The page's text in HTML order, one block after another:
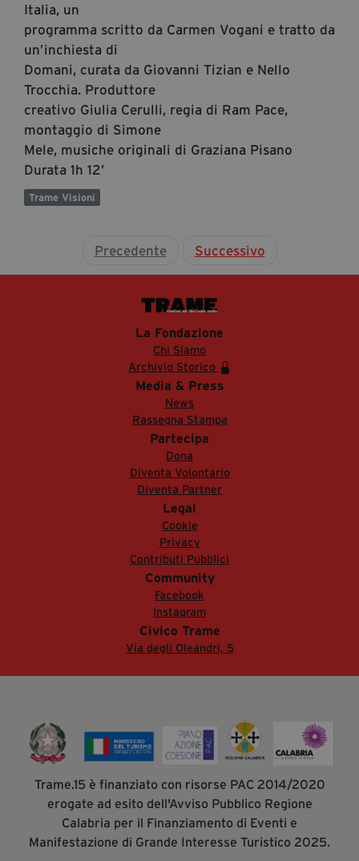
Italia, un
programma scritto da Carmen Vogani e tratto da
un’inchiesta di
Domani, curata da Giovanni Tizian e Nello
Trocchia. Produttore
creativo Giulia Cerulli, regia di Ram Pace,
montaggio di Simone
Mele, musiche originali di Graziana Pisano
Durata 1h 12’
Trame Visioni
Precedente Successivo
La Fondazione
Chi Siamo
Archivio Storico
Media & Press
News
Rassegna Stampa
Partecipa
Dona
Diventa Volontario
Diventa Partner
Legal
Cookie
Privacy
Contributi Pubblici
Community
Facebook
Instagram
Civico Trame
Via degli Oleandri, 5
Trame.15 è finanziato con risorse PAC 2014/2020
erogate ad esito dell'Avviso Pubblico Regione
Calabria per il Finanziamento di Eventi e
Manifestazione di Grande Interesse Turistico 2025.